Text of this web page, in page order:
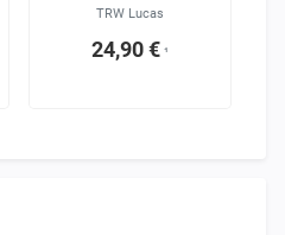
TRW Lucas
24,90 € ¹